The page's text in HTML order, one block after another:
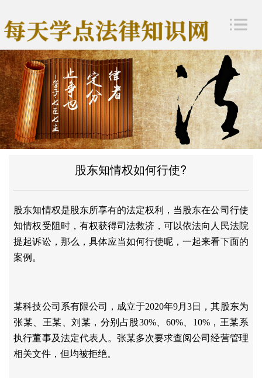
股东知情权如何行使?
股东知情权是股东所享有的法定权利，当股东在公司行使
知情权受阻时，有权获得司法救济，可以依法向人民法院
提起诉讼，那么，具体应当如何行使呢，一起来看下面的
案例。
某科技公司系有限公司，成立于2020年9月3日，其股东为
张某、王某、刘某，分别占股30%、60%、10%，王某系
执行董事及法定代表人。张某多次要求查阅公司经营管理
相关文件，但均被拒绝。